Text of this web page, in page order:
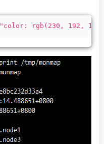
"color: rgb(230, 192,